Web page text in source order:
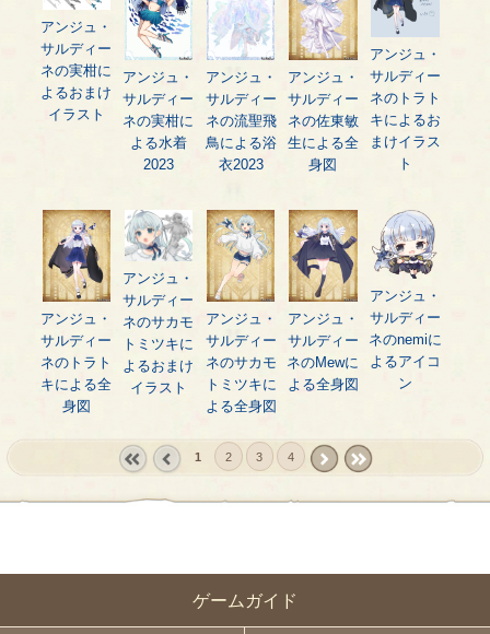
ゲームガイド
アンジュ・
サルディー
ネの実柑に
よるおまけ
イラスト
アンジュ・
サルディー
ネの実柑に
よる水着
2023
アンジュ・
サルディー
ネの流聖飛
鳥による浴
衣2023
アンジュ・
サルディー
ネの佐東敏
生による全
身図
アンジュ・
サルディー
ネのトラト
キによるお
まけイラス
ト
アンジュ・
サルディー
ネのトラト
キによる全
身図
アンジュ・
サルディー
ネのサカモ
トミツキに
よるおまけ
イラスト
アンジュ・
サルディー
ネのサカモ
トミツキに
よる全身図
アンジュ・
サルディー
ネのMewに
よる全身図
アンジュ・
サルディー
ネのnemiに
よるアイコ
ン
prev
1 2 3 4